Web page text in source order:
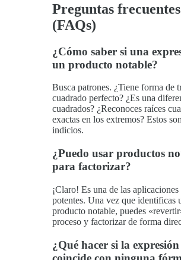
Preguntas frecuentes
(FAQs)
¿Cómo saber si una
un producto notable?
Busca patrones. ¿Tiene forma de
cuadrado perfecto? ¿Es una
cuadrados? ¿Reconoces raíces
exactas en los extremos? Estos
indicios.
¿Puedo usar productos
para factorizar?
¡Claro! Es una de las aplicaciones
potentes. Una vez que identificas
producto notable, puedes
proceso y factorizar de forma
¿Qué hacer si la